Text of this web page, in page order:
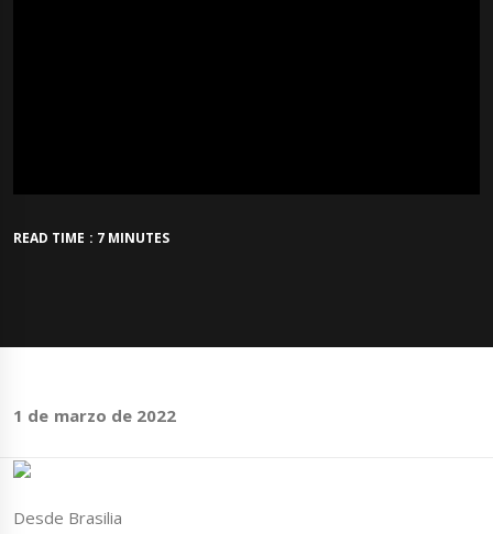
READ TIME : 7 MINUTES
1 de marzo de 2022
Desde Brasilia